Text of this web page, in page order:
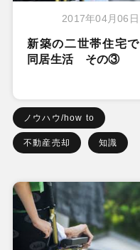
2017年04月06日
新築の二世帯住宅で
同居生活 その③
ノウハウ/how to
不動産売却 知識